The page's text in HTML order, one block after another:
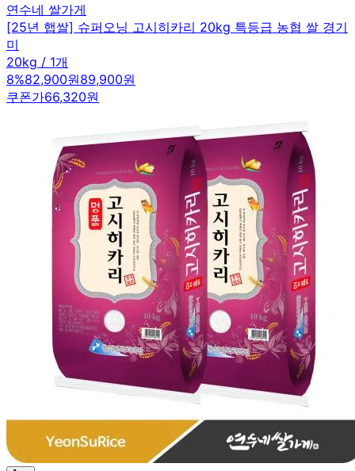
연수네 쌀가게
[25년 햅쌀] 슈퍼오닝 고시히카리 20kg 특등급 농협 쌀 경기
미
20kg / 1개
8%82,900원89,900원
쿠폰가66,320원